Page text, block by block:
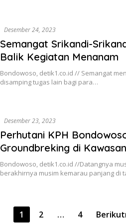
Desember 24, 2023
Semangat Srikandi-
Balik Kegiatan Menanam
Bondowoso, detik1.co.id // Semangat
disamping tugas lain bagi para…
Desember 23, 2023
Perhutani KPH
Groundbreking di
Bondowoso, detik1.co.id //Datangnya
berakhirnya musim kemarau panjang di
1 2 … 4